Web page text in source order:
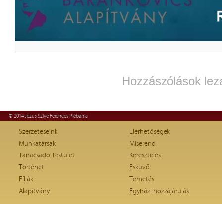
Hozzászólások
© 2014 Jézus Szíve Ferences Plébánia
Szerzeteseink
Munkatársak
Tanácsadó Testület
Történet
Fíliák
Alapítvány
Elérhetőségek
Miserend
Keresztelés
Esküvő
Temetés
Egyházi hozzájárulás